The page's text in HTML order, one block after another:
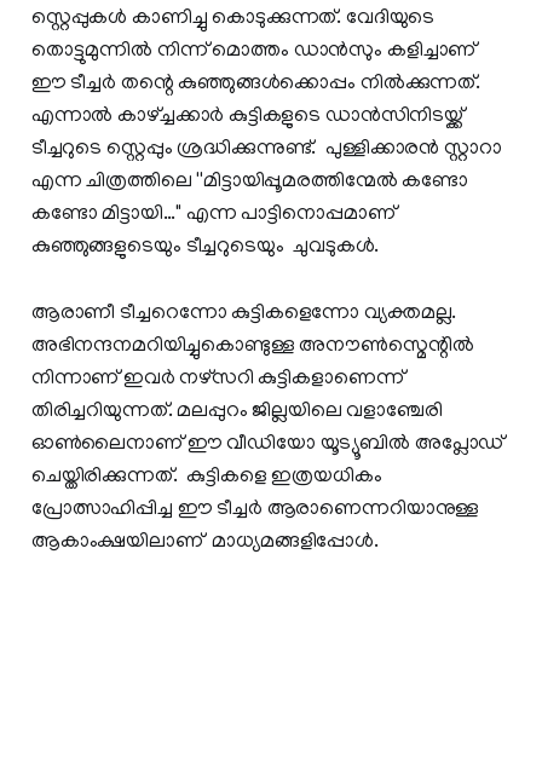
സ്റ്റെപ്പുകൾ കാണിച്ചു കൊടുക്കുന്നത്. വേദിയുടെ
തൊട്ടുമുന്നിൽ നിന്ന് മൊത്തം ഡാൻസും കളിച്ചാണ്
ഈ ടീച്ചർ തന്റെ കുഞ്ഞുങ്ങൾക്കൊപ്പം നിൽക്കുന്നത്.
എന്നാൽ കാഴ്ച്ചക്കാർ കുട്ടികളുടെ ഡാൻസിനിടയ്ക്ക്
ടീച്ചറുടെ സ്റ്റെപ്പും ശ്രദ്ധിക്കുന്നുണ്ട്. പുള്ളിക്കാരൻ സ്റ്റാറാ
എന്ന ചിത്രത്തിലെ ''മിട്ടായിപ്പൂമരത്തിന്മേൽ കണ്ടോ
കണ്ടോ മിട്ടായി…'' എന്ന പാട്ടിനൊപ്പമാണ്
കു‍ഞ്ഞുങ്ങളുടെയും ടീച്ചറുടെയും ചുവടുകൾ.
ആരാണീ ടീച്ചറെന്നോ കുട്ടികളെന്നോ വ്യക്തമല്ല.
അഭിനന്ദനമറിയിച്ചുകൊണ്ടുള്ള അനൗൺസ്മെന്റിൽ
നിന്നാണ് ഇവർ നഴ്സറി കുട്ടികളാണെന്ന്
തിരിച്ചറിയുന്നത്. മലപ്പുറം ജില്ലയിലെ വളാഞ്ചേരി
ഓൺലൈനാണ് ഈ വീഡിയോ യൂട്യൂബിൽ അപ്ലോഡ്
ചെയ്തിരിക്കുന്നത്. കുട്ടികളെ ഇത്രയധികം
പ്രോത്സാഹിപ്പിച്ച ഈ ടീച്ചർ ആരാണെന്നറിയാനുള്ള
ആകാംക്ഷയിലാണ് മാധ്യമങ്ങളിപ്പോൾ.